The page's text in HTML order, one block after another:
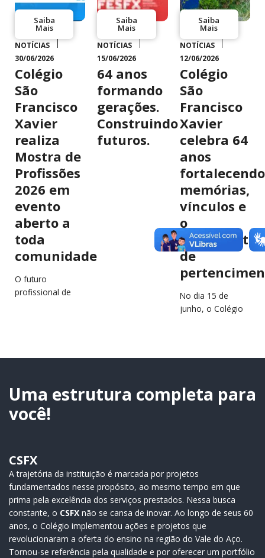
Saiba
Mais
NOTÍCIAS
30/06/2026
Colégio
São
Francisco
Xavier
realiza
Mostra de
Profissões
2026 em
evento
aberto a
toda
comunidade
O futuro
profissional de
próximo dia 2 de
Saiba
Mais
NOTÍCIAS
15/06/2026
64 anos
formando
gerações.
Construindo
futuros.
Saiba
Mais
NOTÍCIAS
12/06/2026
Colégio
São
Francisco
Xavier
celebra 64
anos
fortalecendo
memórias,
vínculos e
o
sentimento
de
No dia 15 de
junho, o Colégio
de história,
transformação
de…
Uma estrutura completa para
você!
CSFX
A trajetória da instituição é marcada por projetos
fundamentados nesse propósito, ao mesmo tempo em que
prima pela excelência dos serviços prestados. Nessa busca
constante, o CSFX não se cansa de inovar. Ao longo de seus 60
anos, o Colégio implementou ações e projetos que
revolucionaram a oferta do ensino na região do Vale do Aço.
Tornou-se referência pela qualidade e por oferecer um portfólio